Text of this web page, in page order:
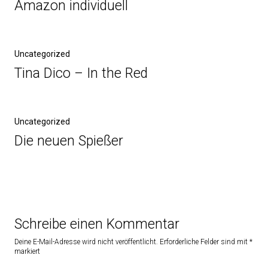
Amazon individuell
Uncategorized
Tina Dico – In the Red
Uncategorized
Die neuen Spießer
Schreibe einen Kommentar
Deine E-Mail-Adresse wird nicht veröffentlicht. Erforderliche Felder sind mit *
markiert